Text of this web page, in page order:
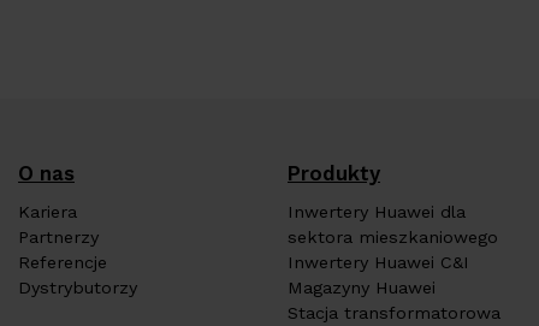
O nas
Kariera
Partnerzy
Referencje
Dystrybutorzy
Produkty
Inwertery Huawei dla
sektora mieszkaniowego
Inwertery Huawei C&I
Magazyny Huawei
Stacja transformatorowa